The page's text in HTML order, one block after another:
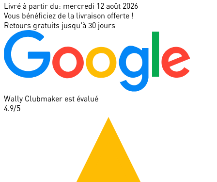
Livré à partir du: mercredi 12 août 2026
Vous bénéficiez de la livraison offerte !
Retours gratuits jusqu'à 30 jours
Wally Clubmaker est évalué
4.9/5